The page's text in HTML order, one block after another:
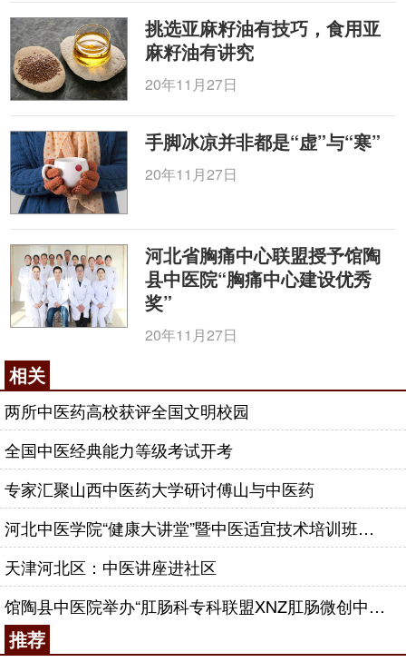
如何根据病情选择治疗措施？
如果没有下肢症状，无需手术，如果进一步发展
发生了突出的症状，下肢症状忽有忽无，你可以选择
保守治疗，或微创治疗。但如果你的下肢症状很重，
持续的麻木、疼痛，坐卧不安，一天疼痛时间较长十
多二十个小时就要去医院做准确的 诊断，让医生判断
您该采取哪种诊疗措施。
腰间盘突出脱垂的病人，如何治疗？
可以采用孔镜手术。一种打洞的微创手术方法，
可以建立一个通道，通过体表可以直接到达患者患病
间盘的附近。在影像的监测下做手术，相对安全。专
家特别提醒，在未明确诊断前，不要随意选择治疗方
治疗腰椎间盘突出症微创疗法是什么呢？
微创治疗其实也是手术方法的一种，前面大夫所
提到的开大刀的手术应该指传统的开放式手术。实际
上可理解为介于非手术治疗和手术切开治疗之间的一
种有效手术，是针对腰椎间盘的微创介入技术。目前
主要包括两大类：一是经皮穿刺技术，包括经皮间盘
射频消融术、经皮间盘激光汽化术等，二是内窥镜辅
助技术，包括椎间孔镜手术等。与传统经典切开手术
大的原理是相同的，差别是借助微创科技的发展，在
一个针眼或很小的切口下，基本不破坏正常解剖结构
下解决突出间盘的问题。
挑选亚麻籽油有技巧，食用亚
麻籽油有讲究
20年11月27日
手脚冰凉并非都是“虚”与“寒”
20年11月27日
河北省胸痛中心联盟授予馆陶
县中医院“胸痛中心建设优秀
奖”
20年11月27日
相关
两所中医药高校获评全国文明校园
全国中医经典能力等级考试开考
专家汇聚山西中医药大学研讨傅山与中医药
河北中医学院“健康大讲堂”暨中医适宜技术培训班走进涉县
天津河北区：中医讲座进社区
馆陶县中医院举办“肛肠科专科联盟XNZ肛肠微创中心”揭牌仪式
推荐